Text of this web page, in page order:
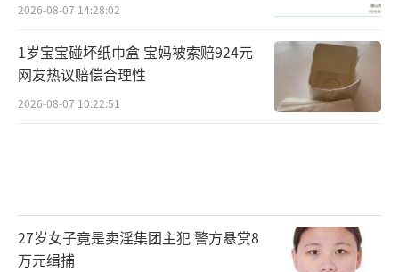
“不管是不是过门，勤快点总没错，老丈
人丈母娘看得可是实实在在的表现。”
“这玩笑话其实透着点道理，老丈人这心
2026-08-07 14:28:02
1岁宝宝碰坏纸巾盒 宝妈被索赔924元
网友热议赔偿合理性
2026-08-07 10:22:51
27岁女子竟是卖淫集团主犯 警方悬赏8
万元缉捕